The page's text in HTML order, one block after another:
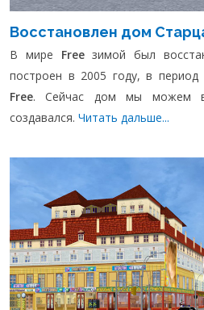
Восстановлен дом
В мире Freeзимой был
построен в 2005 году, в период
Free. Сейчас дом мы можем
создавался. Читать дальше...